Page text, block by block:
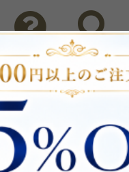
問い合わせ 検索
ントプレゼント！
ランキング ブ